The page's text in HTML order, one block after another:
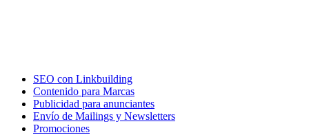
SEO con Linkbuilding
Contenido para Marcas
Publicidad para anunciantes
Envío de Mailings y Newsletters
Promociones